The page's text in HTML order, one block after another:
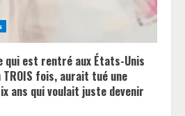
qui est rentré aux États-Unis
fois, aurait tué une
ans qui voulait juste devenir